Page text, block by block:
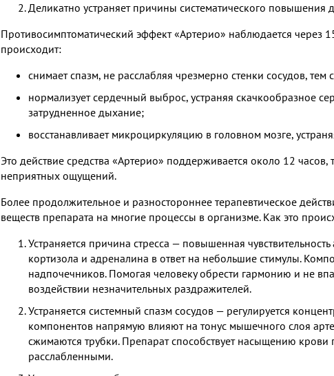
Деликатно устраняет причины систематического повышения
Противосимптоматический эффект «Артерио» наблюдается через
происходит:
снимает спазм, не расслабляя чрезмерно стенки сосудов,
нормализует сердечный выброс, устраняя скачкообразное
затрудненное дыхание;
восстанавливает микроциркуляцию в головном мозге,
Это действие средства «Артерио» поддерживается около 12 часов,
неприятных ощущений.
Более продолжительное и разностороннее терапевтическое
веществ препарата на многие процессы в организме. Как это
Устраняется причина стресса — повышенная
кортизола и адреналина в ответ на небольшие стимулы.
надпочечников. Помогая человеку обрести гармонию и не
воздействии незначительных раздражителей.
Устраняется системный спазм сосудов — регулируется
компонентов напрямую влияют на тонус мышечного слоя
сжимаются трубки. Препарат способствует насыщению крови
расслабленными.